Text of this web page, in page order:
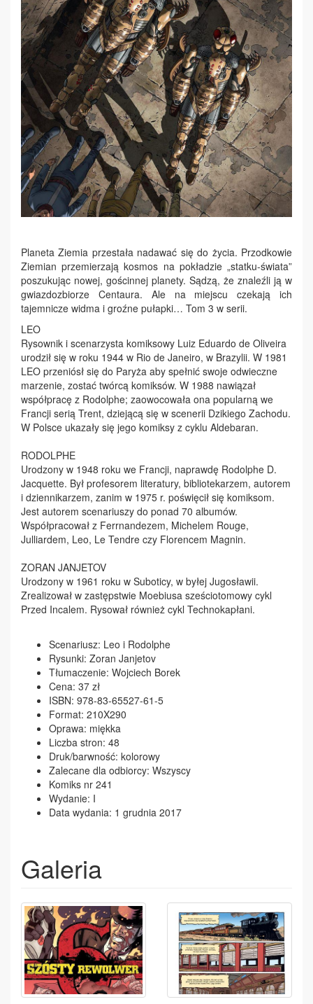
Planeta Ziemia przestała nadawać się do życia. Przodkowie
Ziemian przemierzają kosmos na pokładzie „statku-świata”
poszukując nowej, gościnnej planety. Sądzą, że znaleźli ją w
gwiazdozbiorze Centaura. Ale na miejscu czekają ich
tajemnicze widma i groźne pułapki… Tom 3 w serii.
LEO
Rysownik i scenarzysta komiksowy Luiz Eduardo de Oliveira
urodził się w roku 1944 w Rio de Janeiro, w Brazylii. W 1981
LEO przeniósł się do Paryża aby spełnić swoje odwieczne
marzenie, zostać twórcą komiksów. W 1988 nawiązał
współpracę z Rodolphe; zaowocowała ona popularną we
Francji serią Trent, dziejącą się w scenerii Dzikiego Zachodu.
W Polsce ukazały się jego komiksy z cyklu Aldebaran.
RODOLPHE
Urodzony w 1948 roku we Francji, naprawdę Rodolphe D.
Jacquette. Był profesorem literatury, bibliotekarzem, autorem
i dziennikarzem, zanim w 1975 r. poświęcił się komiksom.
Jest autorem scenariuszy do ponad 70 albumów.
Współpracował z Ferrnandezem, Michelem Rouge,
Julliardem, Leo, Le Tendre czy Florencem Magnin.
ZORAN JANJETOV
Urodzony w 1961 roku w Suboticy, w byłej Jugosławii.
Zrealizował w zastępstwie Moebiusa sześciotomowy cykl
Przed Incalem. Rysował również cykl Technokapłani.
Scenariusz: Leo i Rodolphe
Rysunki: Zoran Janjetov
Tłumaczenie: Wojciech Borek
Cena: 37 zł
ISBN: 978-83-65527-61-5
Format: 210X290
Oprawa: miękka
Liczba stron: 48
Druk/barwność: kolorowy
Zalecane dla odbiorcy: Wszyscy
Komiks nr 241
Wydanie: I
Data wydania: 1 grudnia 2017
Galeria